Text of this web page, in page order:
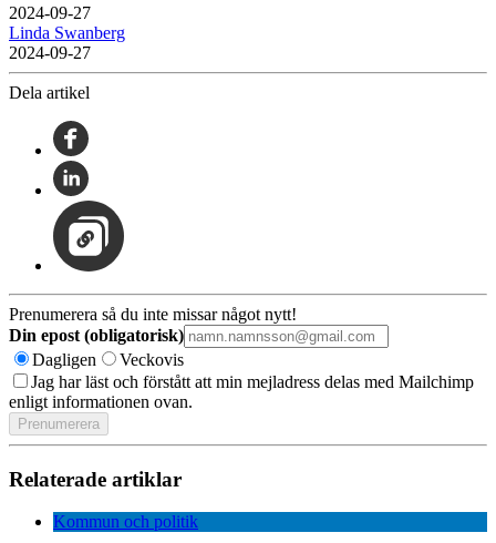
2024-09-27
Linda Swanberg
2024-09-27
Dela artikel
Prenumerera så du inte missar något nytt!
Din epost (obligatorisk)
Dagligen
Veckovis
Jag har läst och förstått att min mejladress delas med Mailchimp
enligt informationen ovan.
Relaterade artiklar
Kommun och politik